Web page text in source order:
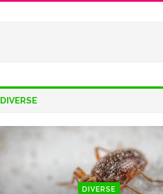
DIVERSE
DIVERSE